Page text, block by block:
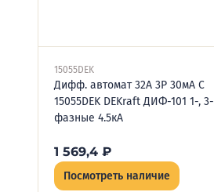
15055DEK
Дифф. автомат 32А 3P 30мА C
15055DEK DEKraft ДИФ-101 1-, 3-
фазные 4.5кА
1 569,4 ₽
Посмотреть наличие